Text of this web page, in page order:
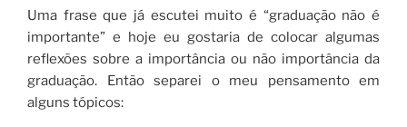
Uma frase que já escutei muito é “graduação não é
importante” e hoje eu gostaria de colocar algumas
reflexões sobre a importância ou não importância da
graduação. Então separei o meu pensamento em
alguns tópicos: